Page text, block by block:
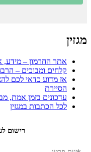
מגזין
אתר החרמון – מידע,
קלחים ומבוכים –
אז מדוע כדאי לכם
הסיירת
עדכונים בזמן אמת,
לכל הכתבות במגזין